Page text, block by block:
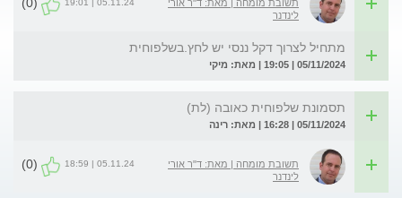
תשובת מומחה | מאת: ד"ר אורי
לינדנר
05.11.24 | 19:01
מתחיל לצרוך דקל ננסי יש לחץ.בשלפוחית
05/11/2024 | 19:05 | מאת: מיקי
תסמונת שלפוחית כאובה (לת)
05/11/2024 | 16:28 | מאת: רינה
תשובת מומחה | מאת: ד"ר אורי
לינדנר
05.11.24 | 18:59
(0)